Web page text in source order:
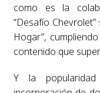
como es la
“Desafío
Hogar”,
contenido que
Y la